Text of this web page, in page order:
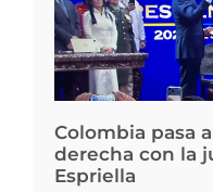
Colombia pasa
derecha con la
Espriella